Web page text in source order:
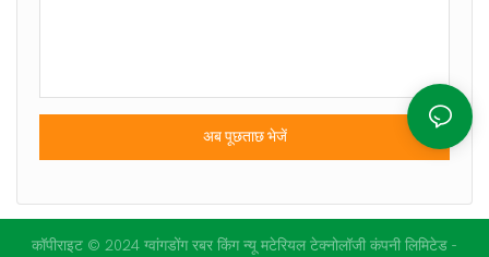
अब पूछताछ भेजें
कॉपीराइट © 2024 ग्वांगडोंग रबर किंग न्यू मटेरियल टेक्नोलॉजी कंपनी लिमिटेड -